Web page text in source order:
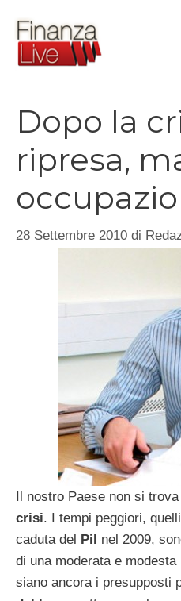
contenuto
Dopo la
ripresa,
28 Settembre 2010 di
Il nostro Paese non si
crisi. I tempi peggiori,
caduta del Pil nel 2009,
di una moderata e modesta
siano ancora i presupposti